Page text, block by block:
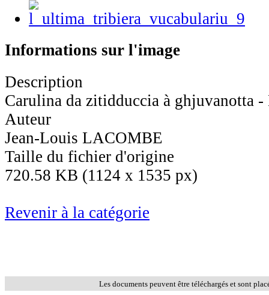
Informations sur l'image
Description
Carulina da zitidduccia à ghjuvanotta
Auteur
Jean-Louis LACOMBE
Taille du fichier d'origine
720.58 KB (1124 x 1535 px)
Revenir à la catégorie
Les documents peuvent être téléchargés et sont